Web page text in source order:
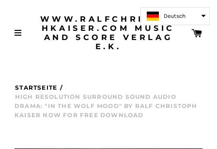
WWW.RALFCHRISTOP
HKAISER.COM MUSIC
AND SCORE VERLAG
E.K.
STARTSEITE /
HIGH RESOLUTION SURROUND SOUND AUDIO
DRAMA: "IN THE WOLF MOOD" BY RALF CHRISTOPH
KAISER NOW FOR FREE DOWNLOAD
Deutsch